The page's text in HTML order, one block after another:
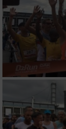
Verwendung
Messung der
Messung der
oder
verschiedenen